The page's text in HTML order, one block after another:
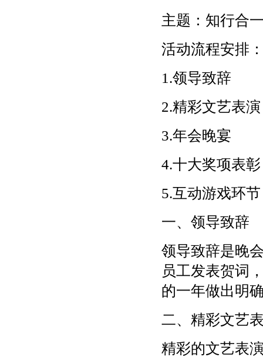
主题：知行合
活动流程安排
1.领导致辞
2.精彩文艺表演
3.年会晚宴
4.十大奖项表彰
5.互动游戏环节
一、领导致辞
领导致辞是晚
员工发表贺词
的一年做出明
二、精彩文艺
精彩的文艺表